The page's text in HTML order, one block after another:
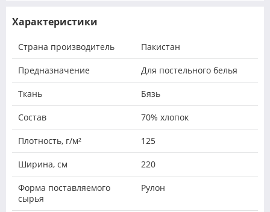
Характеристики
Страна производитель Пакистан
Предназначение Для постельного белья
Ткань Бязь
Состав 70% хлопок
Плотность, г/м² 125
Ширина, см 220
Форма поставляемого
сырья
Рулон